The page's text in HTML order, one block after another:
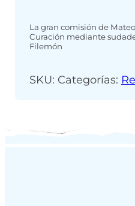
cantidad
SKU: Categorías:
La gran comisión de
Curación mediante
Filemón